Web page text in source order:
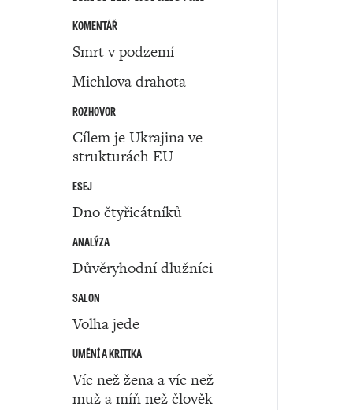
KOMENTÁŘ
Smrt v podzemí
Michlova drahota
ROZHOVOR
Cílem je Ukrajina ve
strukturách EU
ESEJ
Dno čtyřicátníků
ANALÝZA
Důvěryhodní dlužníci
SALON
Volha jede
UMĚNÍ A KRITIKA
Víc než žena a víc než
muž a míň než člověk